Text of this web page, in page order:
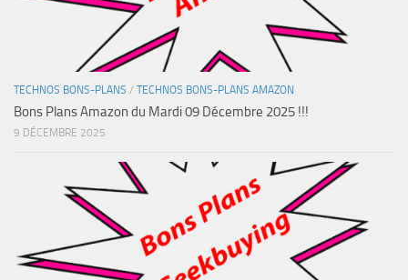
TECHNOS BONS-PLANS / TECHNOS BONS-PLANS AMAZON
Bons Plans Amazon du Mardi 09 Décembre 2025 !!!
9 DÉCEMBRE 2025